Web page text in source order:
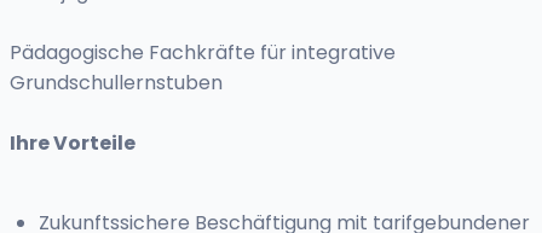
Pädagogische Fachkräfte für integrative
Grundschullernstuben
Ihre Vorteile
Zukunftssichere Beschäftigung mit tarifgebundener